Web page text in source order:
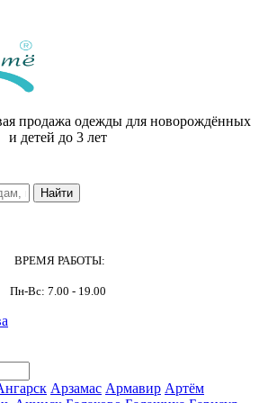
продажа одежды для новорождённых
и детей до 3 лет
ВРЕМЯ РАБОТЫ:
Пн-Вс: 7.00 - 19.00
Арзамас Армавир Артём